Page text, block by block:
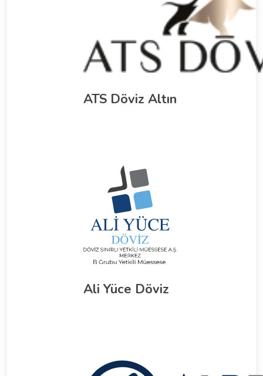
ATS Döviz Altın
Ali Yüce Döviz